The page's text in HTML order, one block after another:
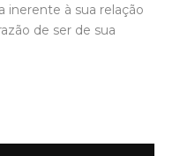
inerente à sua relação
de ser de sua